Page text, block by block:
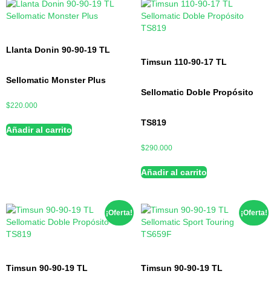
Llanta Donin 90-90-19 TL
Sellomatic Monster Plus
$220.000
Añadir al carrito
Timsun 110-90-17 TL
Sellomatic Doble Propósito
TS819
$290.000
Añadir al carrito
¡Oferta!
Timsun 90-90-19 TL
¡Oferta!
Timsun 90-90-19 TL